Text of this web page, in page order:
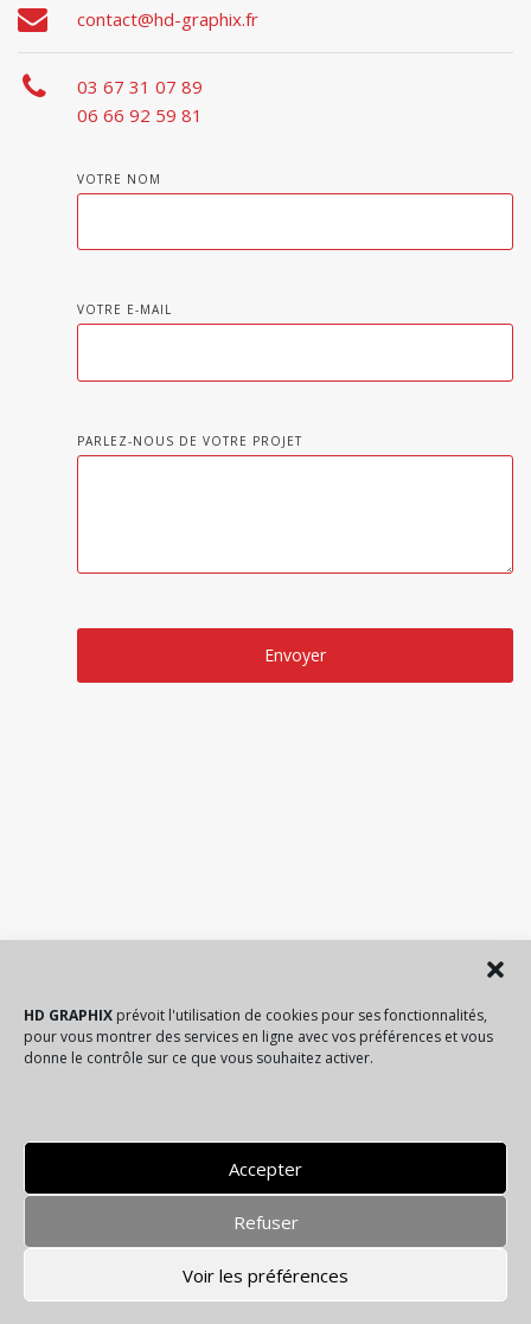
HD GRAPHIX prévoit l'utilisation de cookies pour ses fonctionnalités,
pour vous montrer des services en ligne avec vos préférences et vous
donne le contrôle sur ce que vous souhaitez activer.
Accepter
Refuser
Voir les préférences
contact@hd-graphix.fr
03 67 31 07 89
06 66 92 59 81
VOTRE NOM
VOTRE E-MAIL
PARLEZ-NOUS DE VOTRE PROJET
© Tous droits réservés
personnelles